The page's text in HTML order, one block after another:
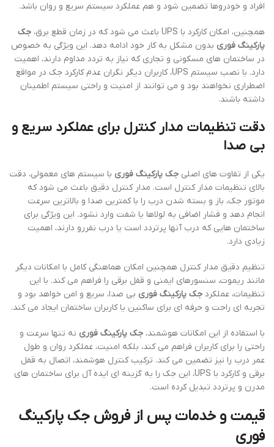
افراد و خودروها تضمین شود و هم عملکرد سیستم سریع و روان باشد.
همچنین، امکان کارکرد با UPS باعث می شود که در زمان قطع برق،
جک
پارکینگ فوری بدون مشکل به کار خود ادامه دهد. این ویژگی به خصوص
در ساختمان های مسکونی و تجاری که نیاز به تردد مداوم دارند، اهمیت
دارد. با نصب سیستم UPS، کاربران دیگر نگران عدم کارکرد جک در مواقع
اضطراری نخواهند بود و می توانند از امنیت و راحتی سیستم اطمینان
داشته باشند.
دقت تنظیمات مدار کنترل برای عملکرد سریع و
بی صدا
یکی از تفاوت های اصلی جک پارکینگ فوری با سیستم های معمولی، دقت
بالای تنظیمات مدار کنترل است. مدار کنترل دقیق باعث می شود که
موتور جک، باز و بسته شدن درب را با کمترین صدا و بالاترین سرعت
انجام دهد و فشار اضافی به لولاها یا شفت وارد نشود. این ویژگی برای
ساختمان هایی که درب آنها پرتردد است یا درب نفررو دارند، اهمیت
زیادی دارد.
تنظیم دقیق مدار کنترل همچنین امکان هماهنگی کامل با امکانات دیگر
مانند ریموت، سنسورهای ایمنی و قفل برقی را فراهم می کند. با این
تنظیمات، عملکرد جک پارکینگ فوری بی صدا، سریع و امن خواهد بود و
تجربه ای راحت و حرفه ای برای ساکنین یا کاربران ساختمان ایجاد می کند.
با استفاده از این امکانات هوشمند، جک پارکینگ فوری نه تنها سرعت و
راحتی را برای کاربران فراهم می کند، بلکه امنیت، عملکرد روان و طول
عمر درب را نیز تضمین می کند. ترکیب کنترل هوشمند، اتصال به قفل
برقی و کارکرد با UPS، این جک را به گزینه ای ایده آل برای ساختمان های
مدرن و پرتردد تبدیل کرده است.
قیمت و خدمات پس از فروش جک پارکینگ
فوری